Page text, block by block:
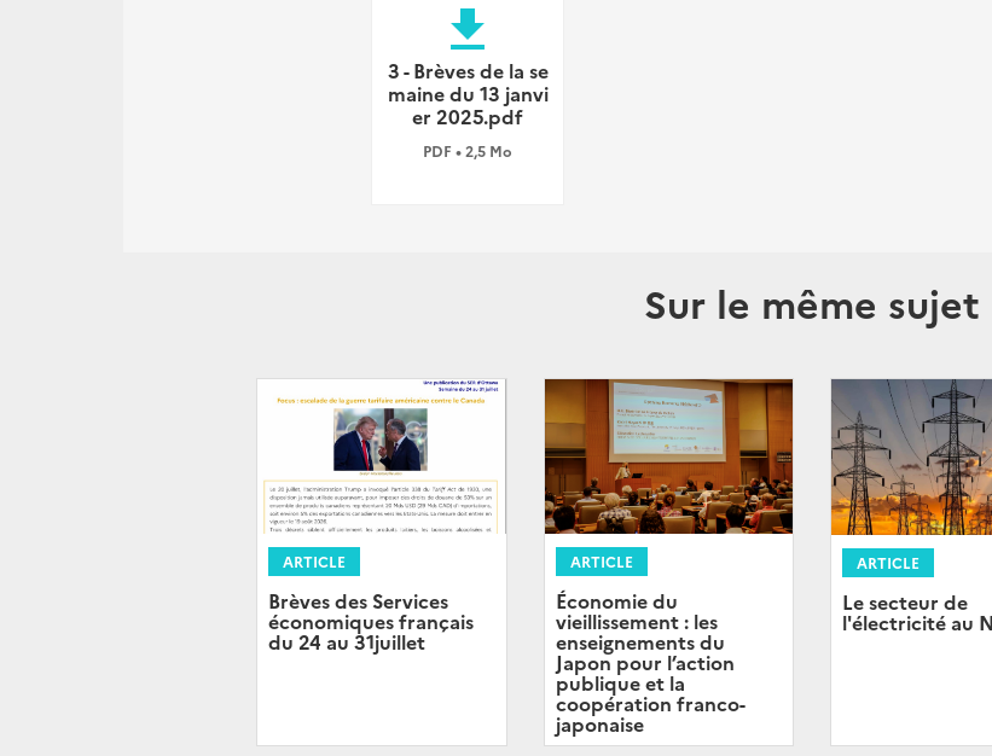
file_download
3 - Brèves de la se
maine du 13 janvi
er 2025.pdf
PDF • 2,5 Mo
Sur le même sujet
ARTICLE
Brèves des Services
économiques français
du 24 au 31juillet
ARTICLE
Économie du
vieillissement : les
enseignements du
Japon pour l’action
publique et la
coopération franco-
japonaise
ARTICLE
Le secteur de
l'électricité au